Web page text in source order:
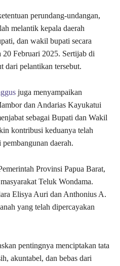
perundang-undangan,
melantik kepala daerah
dan wakil bupati secara
20 Februari 2025. Sertijab di
dari pelantikan tersebut.
juga menyampaikan
dan Andarias Kayukatui
sebagai Bupati dan Wakil
kontribusi keduanya telah
daerah.
Provinsi Papua Barat,
Teluk Wondama.
Elisya Auri dan Anthonius A.
yang telah dipercayakan
pentingnya menciptakan tata
akuntabel, dan bebas dari